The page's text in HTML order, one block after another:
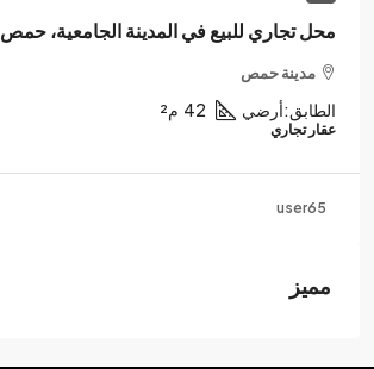
محل تجاري للبيع في المدينة الجامعية، حمص
مدينة حمص
الطابق:أرضي 42 م²
عقار تجاري
user65
مميز